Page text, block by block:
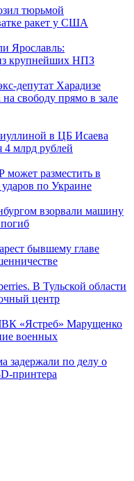
тюрьмой
ракет у США
Ярославль:
крупнейших НПЗ
депутат Харадизе
свободу прямо в зале
в ЦБ Исаева
4 млрд рублей
разместить в
ударов по Украине
взорвали машину
бывшему главе
В Тульской области
центр
«Ястреб» Марущенко
военных
задержали по делу о